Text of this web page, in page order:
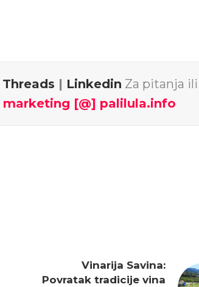
Threads | Linkedin Za pitanja ili
marketing [@] palilula.info
Vinarija Savina:
Povratak tradicije vina